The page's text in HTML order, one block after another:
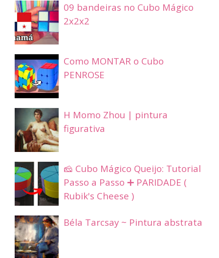
09 bandeiras no Cubo Mágico
2x2x2
Como MONTAR o Cubo
PENROSE
H Momo Zhou | pintura
figurativa
🧀 Cubo Mágico Queijo: Tutorial
Passo a Passo ➕ PARIDADE (
Rubik's Cheese )
Béla Tarcsay ~ Pintura abstrata